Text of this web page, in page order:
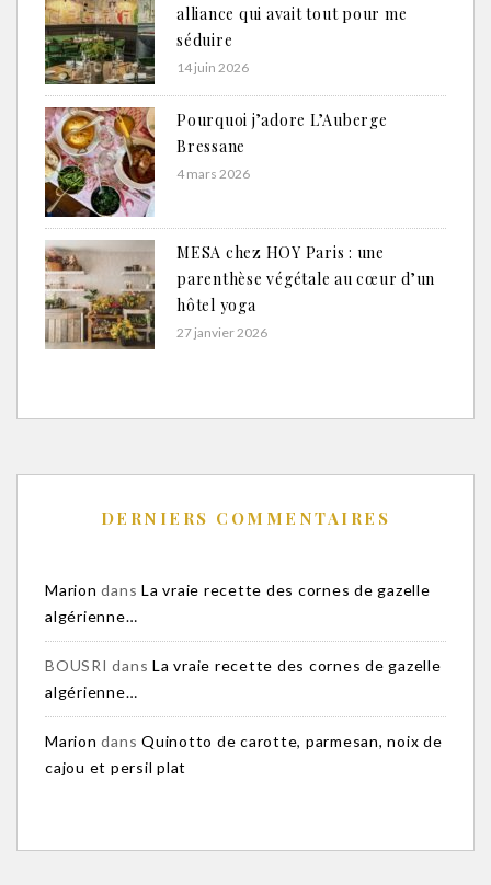
alliance qui avait tout pour me
séduire
14 juin 2026
Pourquoi j’adore L’Auberge
Bressane
4 mars 2026
MESA chez HOY Paris : une
parenthèse végétale au cœur d’un
hôtel yoga
27 janvier 2026
DERNIERS COMMENTAIRES
Marion dans La vraie recette des cornes de gazelle
algérienne…
BOUSRI dans La vraie recette des cornes de gazelle
algérienne…
Marion dans Quinotto de carotte, parmesan, noix de
cajou et persil plat